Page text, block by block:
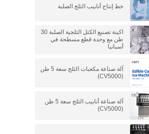
خط إنتاج أنابيب الثلج الصلبة
اكينة تصنيع الكتل الثلجية الصلبة 30
طن مع وحدة قطع مسطحة في
أسبانيا
آلة صناعة مكعبات الثلج سعة 5 طن
(CV5000)
آلة صناعة أنابيب الثلج سعة 5 طن
(CV5000)